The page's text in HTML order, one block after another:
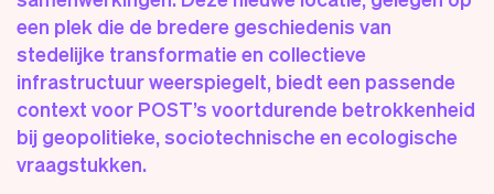
een plek die de bredere geschiedenis van
stedelijke transformatie en collectieve
infrastructuur weerspiegelt, biedt een passende
context voor POST’s voortdurende betrokkenheid
bij geopolitieke, sociotechnische en ecologische
vraagstukken.